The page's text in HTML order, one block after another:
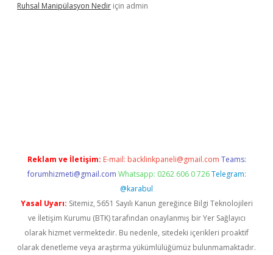
Ruhsal Manipülasyon Nedir için admin
Reklam ve İletişim: E-mail: backlinkpaneli@gmail.com Teams:
forumhizmeti@gmail.com Whatsapp: 0262 606 0 726 Telegram:
@karabul
Yasal Uyarı: Sitemiz, 5651 Sayılı Kanun gereğince Bilgi Teknolojileri
ve İletişim Kurumu (BTK) tarafından onaylanmış bir Yer Sağlayıcı
olarak hizmet vermektedir. Bu nedenle, sitedeki içerikleri proaktif
olarak denetleme veya araştırma yükümlülüğümüz bulunmamaktadır.